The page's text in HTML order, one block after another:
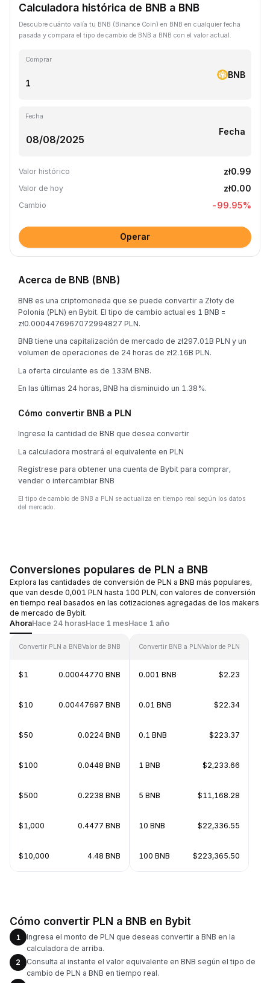
Calculadora histórica de BNB a BNB
Descubre cuánto valía tu BNB (Binance Coin) en BNB en cualquier fecha
pasada y compara el tipo de cambio de BNB a BNB con el valor actual.
Comprar
BNB
Fecha
Fecha
Valor histórico zł0.99
Valor de hoy zł0.00
Cambio -99.95%
Operar
Acerca de BNB (BNB)
BNB es una criptomoneda que se puede convertir a Złoty de
Polonia (PLN) en Bybit. El tipo de cambio actual es 1 BNB =
zł0.0004476967072994827 PLN.
BNB tiene una capitalización de mercado de zł297.01B PLN y un
volumen de operaciones de 24 horas de zł2.16B PLN.
La oferta circulante es de 133M BNB.
En las últimas 24 horas, BNB ha disminuido un 1.38%.
Cómo convertir BNB a PLN
Ingrese la cantidad de BNB que desea convertir
La calculadora mostrará el equivalente en PLN
Regístrese para obtener una cuenta de Bybit para comprar,
vender o intercambiar BNB
El tipo de cambio de BNB a PLN se actualiza en tiempo real según los datos
del mercado.
Conversiones populares de PLN a BNB
Explora las cantidades de conversión de PLN a BNB más populares,
que van desde 0,001 PLN hasta 100 PLN, con valores de conversión
en tiempo real basados en las cotizaciones agregadas de los makers
de mercado de Bybit.
AhoraHace 24 horasHace 1 mesHace 1 año
Convertir PLN a BNBValor de BNB
$1 0.00044770 BNB
$10 0.00447697 BNB
$50 0.0224 BNB
$100 0.0448 BNB
$500 0.2238 BNB
$1,000 0.4477 BNB
$10,000 4.48 BNB
Convertir BNB a PLNValor de PLN
0.001 BNB $2.23
0.01 BNB $22.34
0.1 BNB $223.37
1 BNB $2,233.66
5 BNB $11,168.28
10 BNB $22,336.55
100 BNB $223,365.50
Cómo convertir PLN a BNB en Bybit
1
Ingresa el monto de PLN que deseas convertir a BNB en la
calculadora de arriba.
2
Consulta al instante el valor equivalente en BNB según el tipo de
cambio de PLN a BNB en tiempo real.